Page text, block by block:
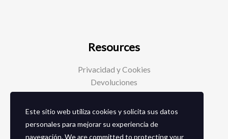
Resources
Privacidad y Cookies
Devoluciones
Social Media
Este sitio web utiliza cookies y solicita sus datos
personales para mejorar su experiencia de
navegación. We are committed to protecting your